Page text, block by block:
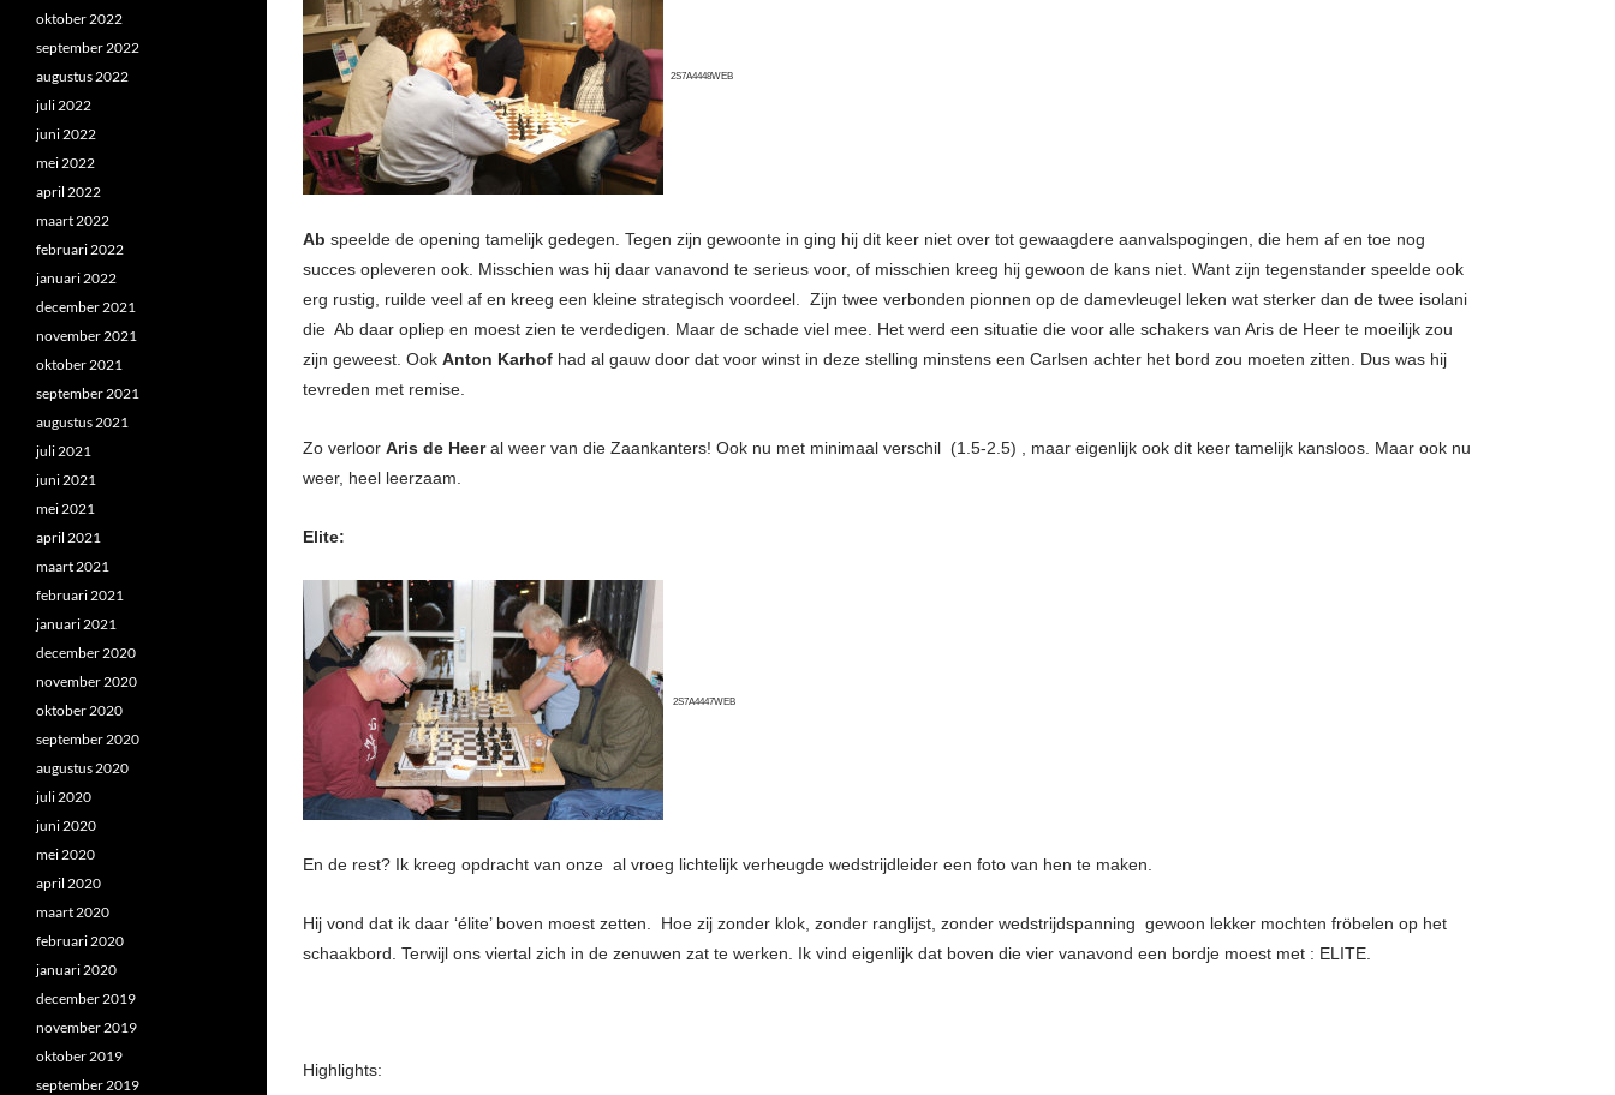
2S7A4448WEB
Ab speelde de opening tamelijk gedegen. Tegen zijn gewoonte in ging hij dit keer niet over tot gewaagdere aanvalspogingen, die hem af en toe nog
succes opleveren ook. Misschien was hij daar vanavond te serieus voor, of misschien kreeg hij gewoon de kans niet. Want zijn tegenstander speelde ook
erg rustig, ruilde veel af en kreeg een kleine strategisch voordeel. Zijn twee verbonden pionnen op de damevleugel leken wat sterker dan de twee isolani
die Ab daar opliep en moest zien te verdedigen. Maar de schade viel mee. Het werd een situatie die voor alle schakers van Aris de Heer te moeilijk zou
zijn geweest. Ook Anton Karhof had al gauw door dat voor winst in deze stelling minstens een Carlsen achter het bord zou moeten zitten. Dus was hij
tevreden met remise.
Zo verloor Aris de Heeral weer van die Zaankanters! Ook nu met minimaal verschil (1.5-2.5) , maar eigenlijk ook dit keer tamelijk kansloos. Maar ook nu
weer, heel leerzaam.
Elite:
2S7A4447WEB
En de rest? Ik kreeg opdracht van onze al vroeg lichtelijk verheugde wedstrijdleider een foto van hen te maken.
Hij vond dat ik daar ‘élite’ boven moest zetten. Hoe zij zonder klok, zonder ranglijst, zonder wedstrijdspanning gewoon lekker mochten fröbelen op het
schaakbord. Terwijl ons viertal zich in de zenuwen zat te werken. Ik vind eigenlijk dat boven die vier vanavond een bordje moest met : ELITE.
Highlights:
oktober 2022
september 2022
augustus 2022
juli 2022
juni 2022
mei 2022
april 2022
maart 2022
februari 2022
januari 2022
december 2021
november 2021
oktober 2021
september 2021
augustus 2021
juli 2021
juni 2021
mei 2021
april 2021
maart 2021
februari 2021
januari 2021
december 2020
november 2020
oktober 2020
september 2020
augustus 2020
juli 2020
juni 2020
mei 2020
april 2020
maart 2020
februari 2020
januari 2020
december 2019
november 2019
oktober 2019
september 2019